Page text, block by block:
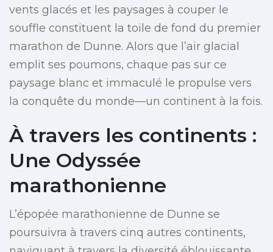
vents glacés et les paysages à couper le
souffle constituent la toile de fond du premier
marathon de Dunne. Alors que l’air glacial
emplit ses poumons, chaque pas sur ce
paysage blanc et immaculé le propulse vers
la conquête du monde—un continent à la fois.
À travers les continents :
Une Odyssée
marathonienne
L’épopée marathonienne de Dunne se
poursuivra à travers cinq autres continents,